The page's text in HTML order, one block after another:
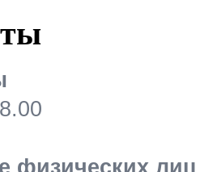
физических лиц